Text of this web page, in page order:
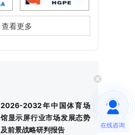
查看更多
2026-2032年中国体育场
馆显示屏行业市场发展态势
及前景战略研判报告
在线咨询